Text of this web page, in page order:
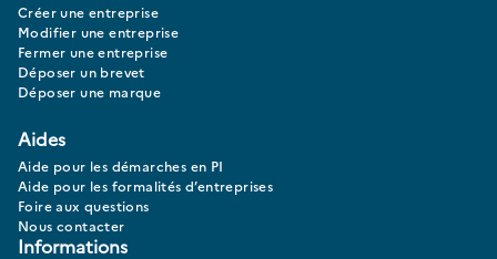
Créer une entreprise
Modifier une entreprise
Fermer une entreprise
Déposer un brevet
Déposer une marque
Aides
Aide pour les démarches en PI
Aide pour les formalités d’entreprises
Foire aux questions
Nous contacter
Informations